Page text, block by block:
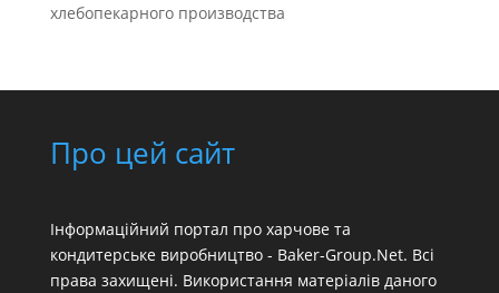
хлебопекарного производства
Про цей сайт
Інформаційний портал про харчове та
кондитерське виробництво - Baker-Group.Net. Всі
права захищені. Використання матеріалів даного